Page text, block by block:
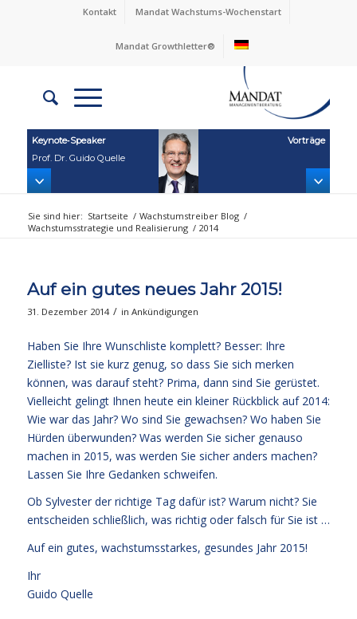
Kontakt Mandat Wachstums-Wochenstart
Mandat Growthletter®
Keynote‑Speaker
Prof. Dr. Guido Quelle
Vorträge
Sie sind hier: Startseite / Wachstumstreiber Blog /
Wachstumsstrategie und Realisierung / 2014
Auf ein gutes neues Jahr 2015!
31. Dezember 2014 / in Ankündigungen
Haben Sie Ihre Wunschliste komplett? Besser: Ihre
Zielliste? Ist sie kurz genug, so dass Sie sich merken
können, was darauf steht? Prima, dann sind Sie gerüstet.
Vielleicht gelingt Ihnen heute ein kleiner Rückblick auf 2014:
Wie war das Jahr? Wo sind Sie gewachsen? Wo haben Sie
Hürden überwunden? Was werden Sie sicher genauso
machen in 2015, was werden Sie sicher anders machen?
Lassen Sie Ihre Gedanken schweifen.
Ob Sylvester der richtige Tag dafür ist? Warum nicht? Sie
entscheiden schließlich, was richtig oder falsch für Sie ist …
Auf ein gutes, wachstumsstarkes, gesundes Jahr 2015!
Ihr
Guido Quelle